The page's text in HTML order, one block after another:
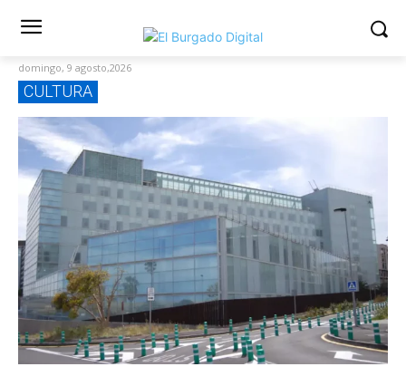
domingo, 9 agosto,2026
CULTURA